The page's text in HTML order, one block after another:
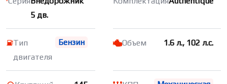
5 дв.
Тип
двигателя
Бензин Объем 1.6 л., 102 л.с.